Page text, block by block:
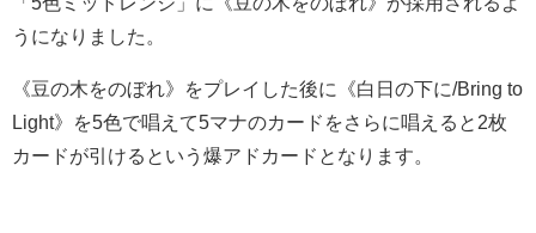
うになりました。
《豆の木をのぼれ》をプレイした後に
《白日の下に/Bring to
Light》を5色で唱えて5マナのカードをさらに唱えると2枚
カードが引けるという爆アドカードとなります。